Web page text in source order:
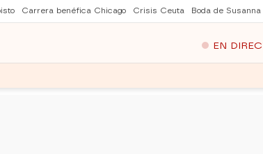
Carrera benéfica Chicago Crisis Ceuta Boda de
EN